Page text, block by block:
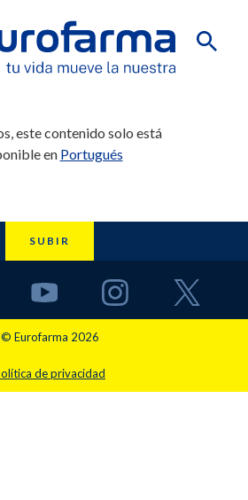
este contenido solo está
en Portugués
SUBIR
© Eurofarma 2026
de privacidad